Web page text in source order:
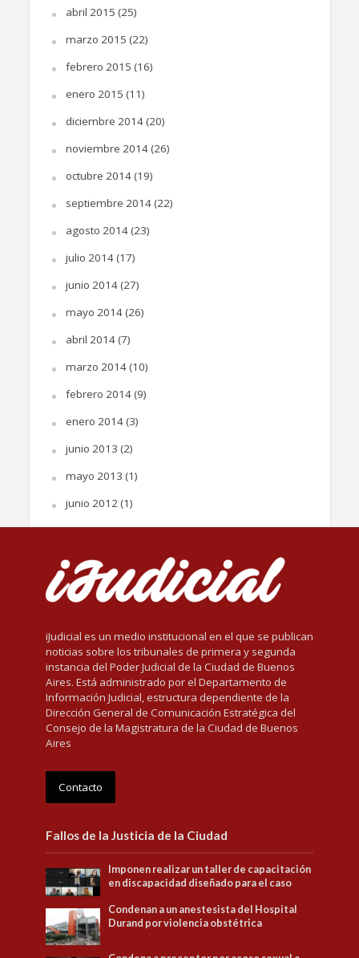
abril 2015 (25)
marzo 2015 (22)
febrero 2015 (16)
enero 2015 (11)
diciembre 2014(20)
noviembre 2014(26)
octubre 2014(19)
septiembre 2014(22)
agosto 2014(23)
julio 2014(17)
junio 2014(27)
mayo 2014(26)
abril 2014(7)
marzo 2014(10)
febrero 2014(9)
enero 2014(3)
junio 2013 (2)
mayo 2013 (1)
junio 2012(1)
iJudicial es un medio institucional en el que se publican
noticias sobre los tribunales de primera y segunda
instancia del Poder Judicial de la Ciudad de Buenos
Aires. Está administrado por el Departamento de
Información Judicial, estructura dependiente de la
Dirección General de Comunicación Estratégica del
Consejo de la Magistratura de la Ciudad de Buenos
Aires
Contacto
Fallos de la Justicia de la Ciudad
Imponen realizar un taller de capacitación
en discapacidad diseñado para el caso
Condenan a un anestesista del Hospital
Durand por violencia obstétrica